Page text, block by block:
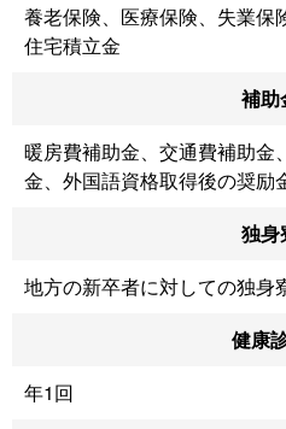
養老保険、医療保険、失業保
住宅積立金
補助
暖房費補助金、交通費補助金
金、外国語資格取得後の奨励
独身
地方の新卒者に対しての独身
健康
年1回